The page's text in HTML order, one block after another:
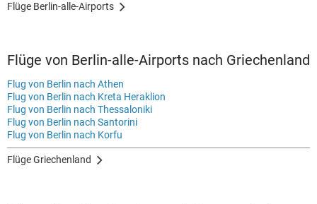
Flüge Berlin-alle-Airports
Flüge von Berlin-alle-Airports nach Griechenland
Flug von Berlin nach Athen
Flug von Berlin nach Kreta Heraklion
Flug von Berlin nach Thessaloniki
Flug von Berlin nach Santorini
Flug von Berlin nach Korfu
Flüge Griechenland